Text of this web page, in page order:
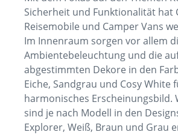
Sicherheit und Funktionalität hat
Reisemobile und Camper Vans
Im Innenraum sorgen vor allem
Ambientebeleuchtung und die
abgestimmten Dekore in den
Eiche, Sandgrau und Cosy White
harmonisches Erscheinungsbild.
sind je nach Modell in den
Explorer, Weiß, Braun und Grau